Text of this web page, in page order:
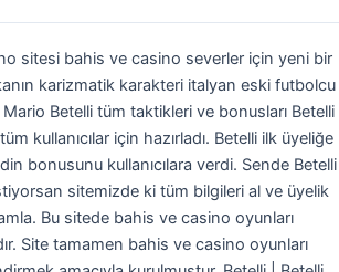
sitesi bahis ve casino severler için yeni bir
karizmatik karakteri italyan eski futbolcu
Betelli tüm taktikleri ve bonusları Betelli
kullanıcılar için hazırladı. Betelli ilk üyeliğe
bonusunu kullanıcılara verdi. Sende Betelli
sitemizde ki tüm bilgileri al ve üyelik
Bu sitede bahis ve casino oyunları
Site tamamen bahis ve casino oyunları